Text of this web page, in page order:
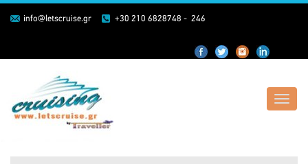
info@letscruise.gr +30 210 6828748 - 246